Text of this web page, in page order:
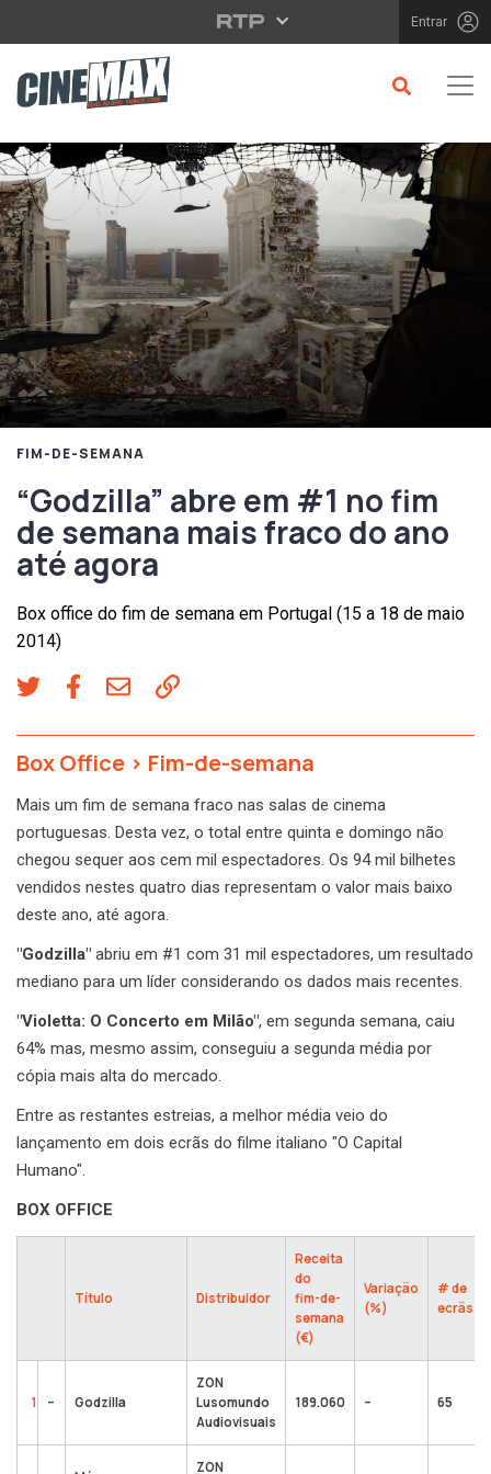
Saltar para o conteúdo principal Entrar
FIM-DE-SEMANA
“Godzilla” abre em #1 no fim
de semana mais fraco do ano
até agora
Box office do fim de semana em Portugal (15 a 18 de maio
2014)
Box Office > Fim-de-semana
Mais um fim de semana fraco nas salas de cinema
portuguesas. Desta vez, o total entre quinta e domingo não
chegou sequer aos cem mil espectadores. Os 94 mil bilhetes
vendidos nestes quatro dias representam o valor mais baixo
deste ano, até agora.
"Godzilla" abriu em #1 com 31 mil espectadores, um resultado
mediano para um líder considerando os dados mais recentes.
"Violetta: O Concerto em Milão", em segunda semana, caiu
64% mas, mesmo assim, conseguiu a segunda média por
cópia mais alta do mercado.
Entre as restantes estreias, a melhor média veio do
lançamento em dois ecrãs do filme italiano "O Capital
Humano".
BOX OFFICE
Título Distribuidor
Receita
do
fim-de-
semana
(€)
Variação
(%)
# de
ecrãs
1 – Godzilla
ZON
Lusomundo
Audiovisuais
189.060 – 65
ZON